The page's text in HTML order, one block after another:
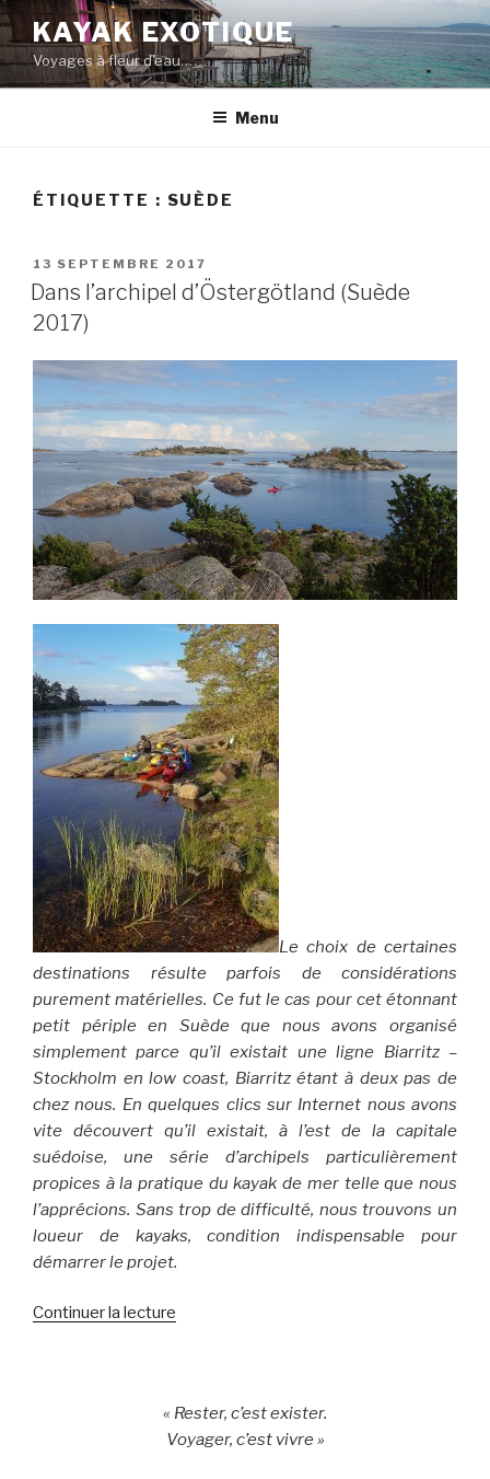
Aller
au
contenu
principal
KAYAK EXOTIQUE
Voyages à fleur d'eau…
Menu
ÉTIQUETTE : SUÈDE
PUBLIÉ
LE
13 SEPTEMBRE 2017
Dans l’archipel d’Östergötland (Suède
2017)
Le choix de certaines
destinations résulte parfois de considérations
purement matérielles. Ce fut le cas pour cet étonnant
petit périple en Suède que nous avons organisé
simplement parce qu’il existait une ligne Biarritz –
Stockholm en low coast, Biarritz étant à deux pas de
chez nous. En quelques clics sur Internet nous avons
vite découvert qu’il existait, à l’est de la capitale
suédoise, une série d’archipels particulièrement
propices à la pratique du kayak de mer telle que nous
l’apprécions. Sans trop de difficulté, nous trouvons un
loueur de kayaks, condition indispensable pour
démarrer le projet.
Continuer la lecture
(Suède
2017) »
« Rester, c’est exister.
Voyager, c’est vivre »